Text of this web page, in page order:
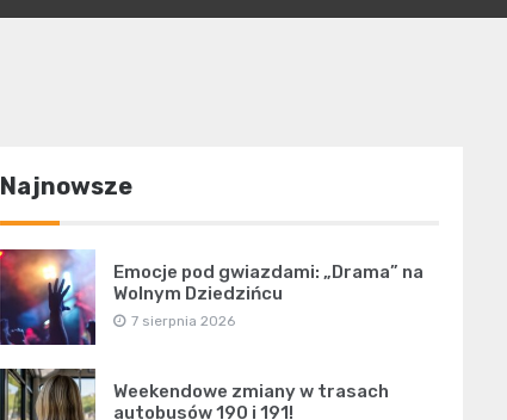
Najnowsze
Emocje pod gwiazdami: „Drama” na
Wolnym Dziedzińcu
7 sierpnia 2026
Weekendowe zmiany w trasach
autobusów 190 i 191!